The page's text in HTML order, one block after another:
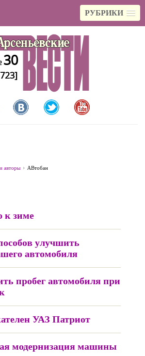
РУБРИКИ
30
авторы АВтобан
к зиме
улучшить
автомобиля
пробег автомобиля при
УАЗ Патриот
модернизация машины